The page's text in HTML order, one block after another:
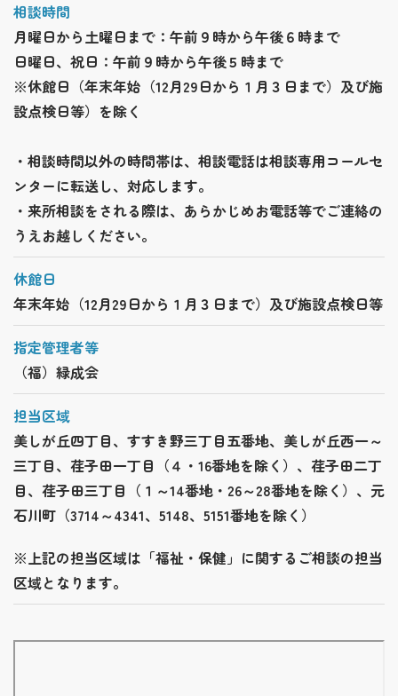
相談時間
月曜日から土曜日まで：午前９時から午後６時まで
日曜日、祝日：午前９時から午後５時まで
※休館日（年末年始（12月29日から１月３日まで）及び施
設点検日等）を除く
・相談時間以外の時間帯は、相談電話は相談専用コールセ
ンターに転送し、対応します。
・来所相談をされる際は、あらかじめお電話等でご連絡の
うえお越しください。
休館日
年末年始（12月29日から１月３日まで）及び施設点検日等
指定管理者等
（福）緑成会
担当区域
美しが丘四丁目、すすき野三丁目五番地、美しが丘西一～
三丁目、荏子田一丁目（４・16番地を除く）、荏子田二丁
目、荏子田三丁目（１～14番地・26～28番地を除く）、元
石川町（3714～4341、5148、5151番地を除く）
※上記の担当区域は「福祉・保健」に関するご相談の担当
区域となります。